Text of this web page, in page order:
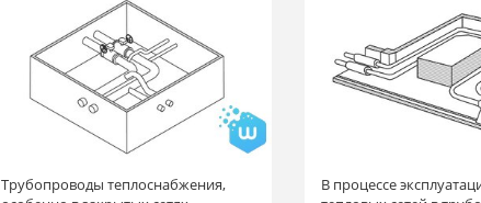
Трубопроводы теплоснабжения,
В процессе